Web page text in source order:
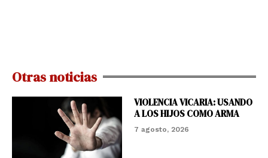
Otras noticias
VIOLENCIA VICARIA: USANDO
A LOS HIJOS COMO ARMA
7 agosto, 2026